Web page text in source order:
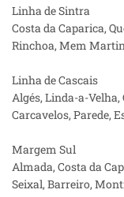
Linha de Sintra
Costa da Caparica,
Rinchoa, Mem
Linha de Cascais
Algés, Linda-a-Velha,
Carcavelos, Parede,
Margem Sul
Almada, Costa da
Seixal, Barreiro,